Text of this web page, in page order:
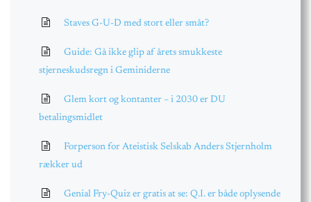
Staves G-U-D med stort eller småt?
Guide: Gå ikke glip af årets smukkeste
stjerneskudsregn i Geminiderne
Glem kort og kontanter – i 2030 er DU
betalingsmidlet
Forperson for Ateistisk Selskab Anders Stjernholm
rækker ud
Genial Fry-Quiz er gratis at se: Q.I. er både oplysende